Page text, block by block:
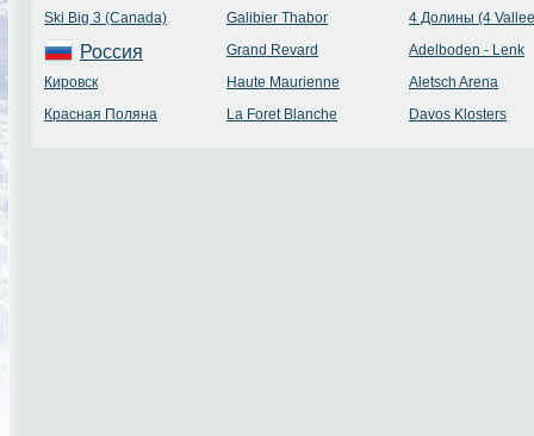
Ski Big 3 (Canada)
Россия
Кировск
Красная Поляна
Galibier Thabor
Grand Revard
Haute Maurienne
La Foret Blanche
4 Долины (4
Adelboden - Lenk
Aletsch Arena
Davos Klosters